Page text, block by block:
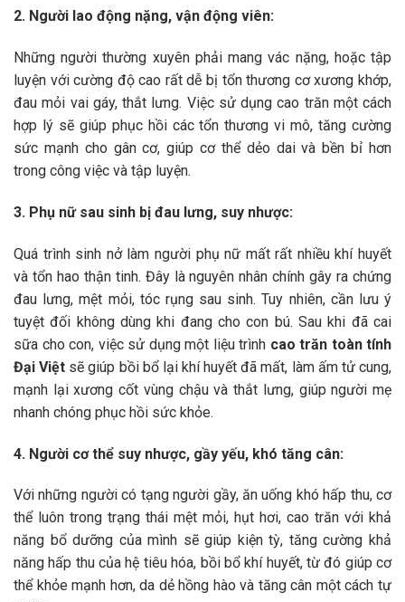
2. Người lao động nặng, vận động viên:
Những người thường xuyên phải mang vác nặng, hoặc tập
luyện với cường độ cao rất dễ bị tổn thương cơ xương khớp,
đau mỏi vai gáy, thắt lưng. Việc sử dụng cao trăn một cách
hợp lý sẽ giúp phục hồi các tổn thương vi mô, tăng cường
sức mạnh cho gân cơ, giúp cơ thể dẻo dai và bền bỉ hơn
trong công việc và tập luyện.
3. Phụ nữ sau sinh bị đau lưng, suy nhược:
Quá trình sinh nở làm người phụ nữ mất rất nhiều khí huyết
và tổn hao thận tinh. Đây là nguyên nhân chính gây ra chứng
đau lưng, mệt mỏi, tóc rụng sau sinh. Tuy nhiên, cần lưu ý
tuyệt đối không dùng khi đang cho con bú. Sau khi đã cai
sữa cho con, việc sử dụng một liệu trình cao trăn toàn tính
Đại Việt sẽ giúp bồi bổ lại khí huyết đã mất, làm ấm tử cung,
mạnh lại xương cốt vùng chậu và thắt lưng, giúp người mẹ
nhanh chóng phục hồi sức khỏe.
4. Người cơ thể suy nhược, gầy yếu, khó tăng cân:
Với những người có tạng người gầy, ăn uống khó hấp thu, cơ
thể luôn trong trạng thái mệt mỏi, hụt hơi, cao trăn với khả
năng bổ dưỡng của mình sẽ giúp kiện tỳ, tăng cường khả
năng hấp thu của hệ tiêu hóa, bồi bổ khí huyết, từ đó giúp cơ
thể khỏe mạnh hơn, da dẻ hồng hào và tăng cân một cách tự